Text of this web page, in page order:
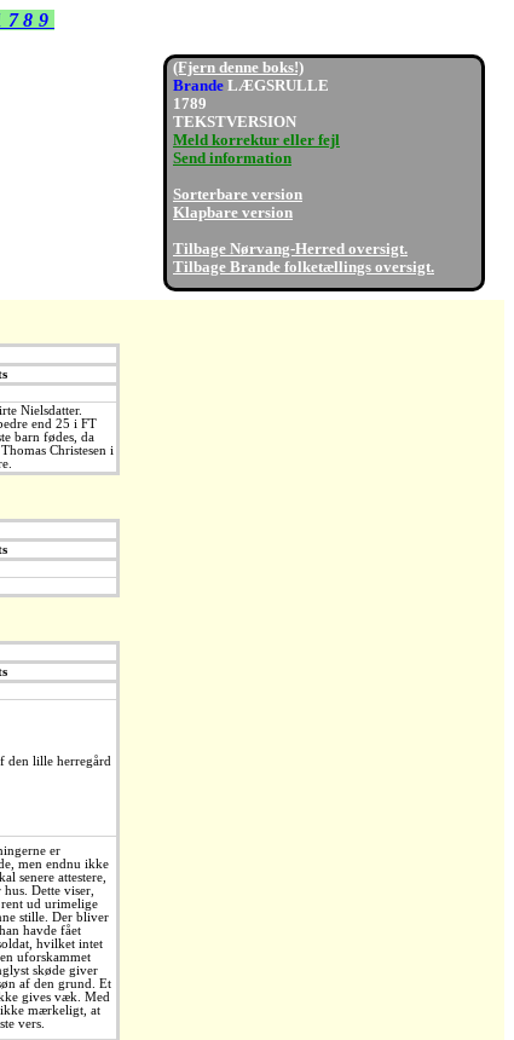
(Fjern denne boks!)
Brande LÆGSRULLE
1789
TEKSTVERSION
Meld korrektur eller fejl
Send information
Sorterbare version
Klapbare version
Tilbage Nørvang-Herred oversigt.
Tilbage Brande folketællings oversigt.
Nielsdatter.
end 25 i FT
barn fødes, da
Christesen i
den lille herregård
er
men endnu ikke
senere attestere,
Dette viser,
ud urimelige
stille. Der bliver
havde fået
hvilket intet
uforskammet
skøde giver
af den grund. Et
gives væk. Med
ikke mærkeligt, at
vers.